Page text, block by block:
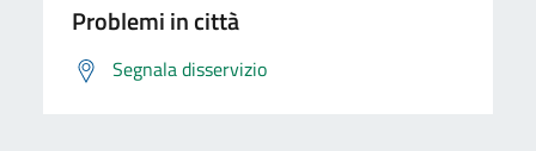
Problemi in città
Segnala disservizio